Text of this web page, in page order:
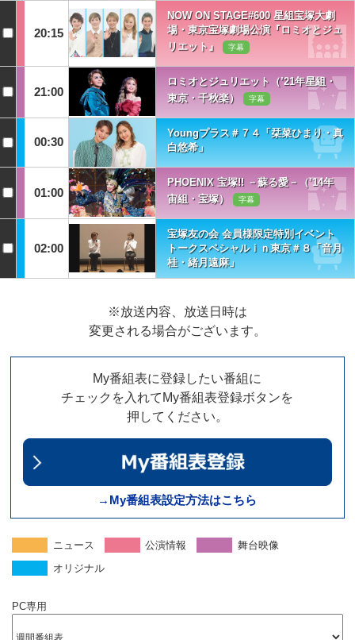
20:15
NOW ON STAGE#600 星組宝塚大劇
場・東京宝塚劇場公演『ロミオとジュ
リエット』
字幕
21:00
ロミオとジュリエット（’21年星組・
東京・千秋楽）
字幕
00:30
Youngプラス＃７４「栞菜ひまり・真
白悠希」
01:00
PHOENIX 宝塚!! －蘇る愛－（’14年
宙組・宝塚）
字幕
02:00
宝塚友の会 会員様限定特別イベント
トークスペシャルｉｎ東京＃８「音月
桂・緒月遠麻」
※放送内容、放送日時は
変更される場合がございます。
My番組表に登録したい番組に
チェックを入れてMy番組表登録ボタンを
押してください。
→My番組表設定方法はこちら
ニュース 公演情報
舞台映像
オリジナル
PC専用